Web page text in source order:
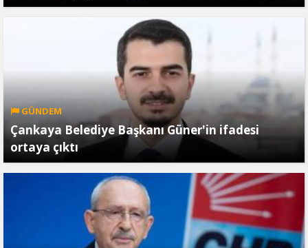
GÜNDEM
Çankaya Belediye Başkanı Güner'in ifadesi
ortaya çıktı